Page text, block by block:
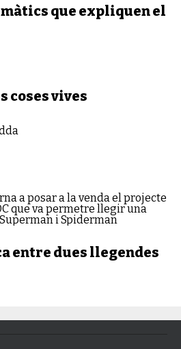
que expliquen el
coses vives
entre dues llegendes